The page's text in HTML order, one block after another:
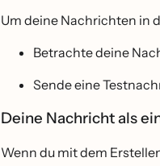
Um deine Nachrichten in
Betrachte deine
Sende eine
Deine Nachricht als
Wenn du mit dem